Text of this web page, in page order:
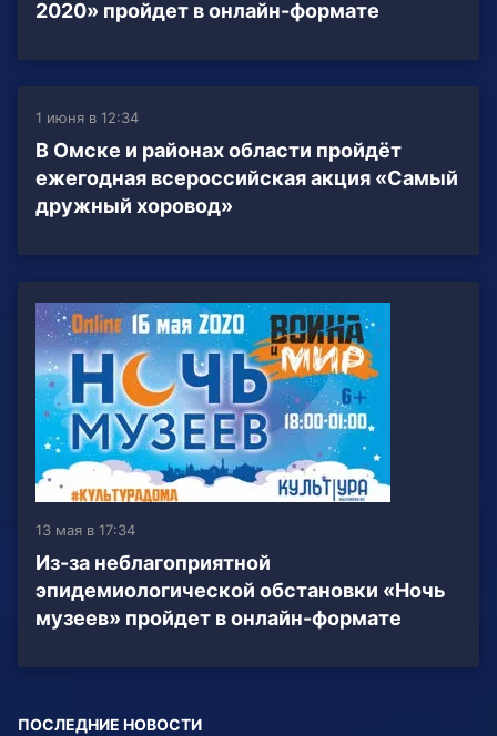
2020» пройдет в онлайн-формате
1 июня в 12:34
В Омске и районах области пройдёт
ежегодная всероссийская акция «Самый
дружный хоровод»
13 мая в 17:34
Из-за неблагоприятной
эпидемиологической обстановки «Ночь
музеев» пройдет в онлайн-формате
ПОСЛЕДНИЕ НОВОСТИ